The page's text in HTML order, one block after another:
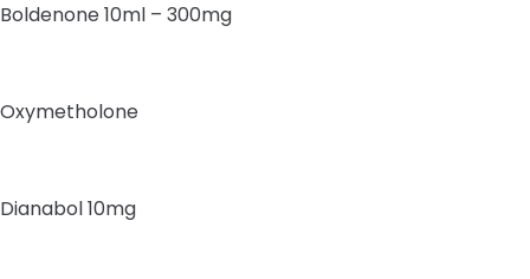
Boldenone 10ml – 300mg
Oxymetholone
Dianabol 10mg